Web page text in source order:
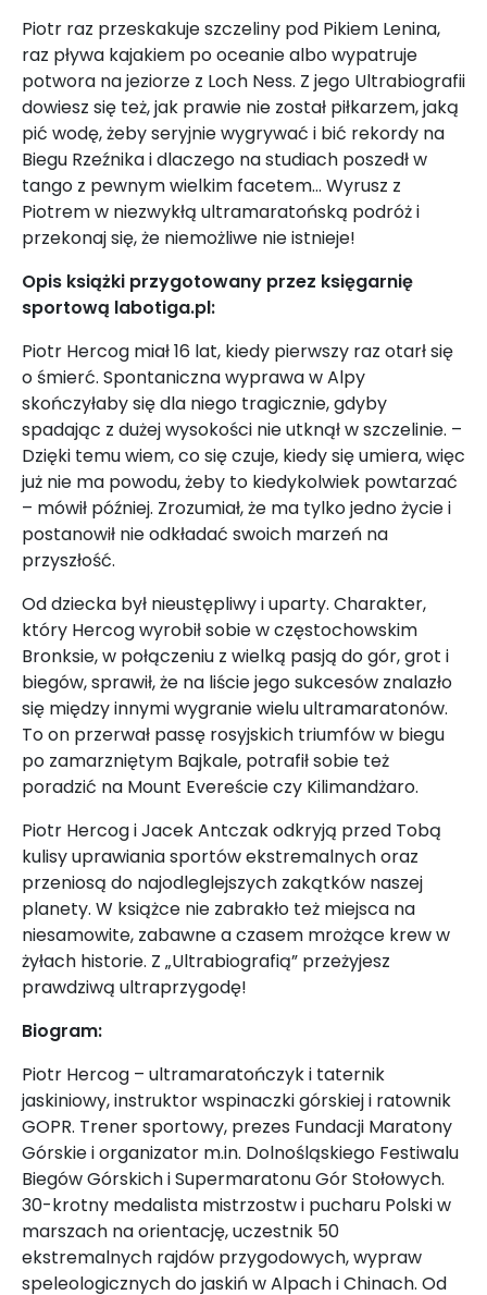
Piotr raz przeskakuje szczeliny pod Pikiem Lenina,
raz pływa kajakiem po oceanie albo wypatruje
potwora na jeziorze z Loch Ness. Z jego Ultrabiografii
dowiesz się też, jak prawie nie został piłkarzem, jaką
pić wodę, żeby seryjnie wygrywać i bić rekordy na
Biegu Rzeźnika i dlaczego na studiach poszedł w
tango z pewnym wielkim facetem… Wyrusz z
Piotrem w niezwykłą ultramaratońską podróż i
przekonaj się, że niemożliwe nie istnieje!
Opis książki przygotowany przez księgarnię
sportową labotiga.pl:
Piotr Hercog miał 16 lat, kiedy pierwszy raz otarł się
o śmierć. Spontaniczna wyprawa w Alpy
skończyłaby się dla niego tragicznie, gdyby
spadając z dużej wysokości nie utknął w szczelinie. –
Dzięki temu wiem, co się czuje, kiedy się umiera, więc
już nie ma powodu, żeby to kiedykolwiek powtarzać
– mówił później. Zrozumiał, że ma tylko jedno życie i
postanowił nie odkładać swoich marzeń na
przyszłość.
Od dziecka był nieustępliwy i uparty. Charakter,
który Hercog wyrobił sobie w częstochowskim
Bronksie, w połączeniu z wielką pasją do gór, grot i
biegów, sprawił, że na liście jego sukcesów znalazło
się między innymi wygranie wielu ultramaratonów.
To on przerwał passę rosyjskich triumfów w biegu
po zamarzniętym Bajkale, potrafił sobie też
poradzić na Mount Evereście czy Kilimandżaro.
Piotr Hercog i Jacek Antczak odkryją przed Tobą
kulisy uprawiania sportów ekstremalnych oraz
przeniosą do najodleglejszych zakątków naszej
planety. W książce nie zabrakło też miejsca na
niesamowite, zabawne a czasem mrożące krew w
żyłach historie. Z „Ultrabiografią” przeżyjesz
prawdziwą ultraprzygodę!
Biogram:
Piotr Hercog – ultramaratończyk i taternik
jaskiniowy, instruktor wspinaczki górskiej i ratownik
GOPR. Trener sportowy, prezes Fundacji Maratony
Górskie i organizator m.in. Dolnośląskiego Festiwalu
Biegów Górskich i Supermaratonu Gór Stołowych.
30-krotny medalista mistrzostw i pucharu Polski w
marszach na orientację, uczestnik 50
ekstremalnych rajdów przygodowych, wypraw
speleologicznych do jaskiń w Alpach i Chinach. Od